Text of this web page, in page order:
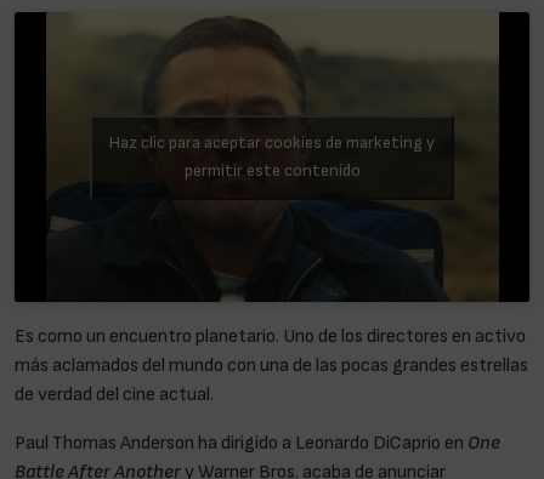
Haz clic para aceptar cookies de marketing y
permitir este contenido
Es como un encuentro planetario. Uno de los directores en activo
más aclamados del mundo con una de las pocas grandes estrellas
de verdad del cine actual.
Paul Thomas Anderson ha dirigido a Leonardo DiCaprio en One
Battle After Anothery Warner Bros. acaba de anunciar